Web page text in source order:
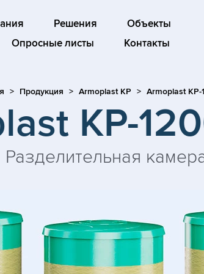
Решения
Объекты
Опросные листы Контакты
Продукция Armoplast KP Armoplast KP-
KP-
Разделительная